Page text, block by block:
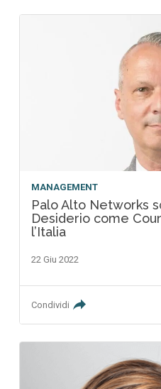
MANAGEMENT
Palo Alto Networks
Desiderio come
l’Italia
22 Giu 2022
Condividi